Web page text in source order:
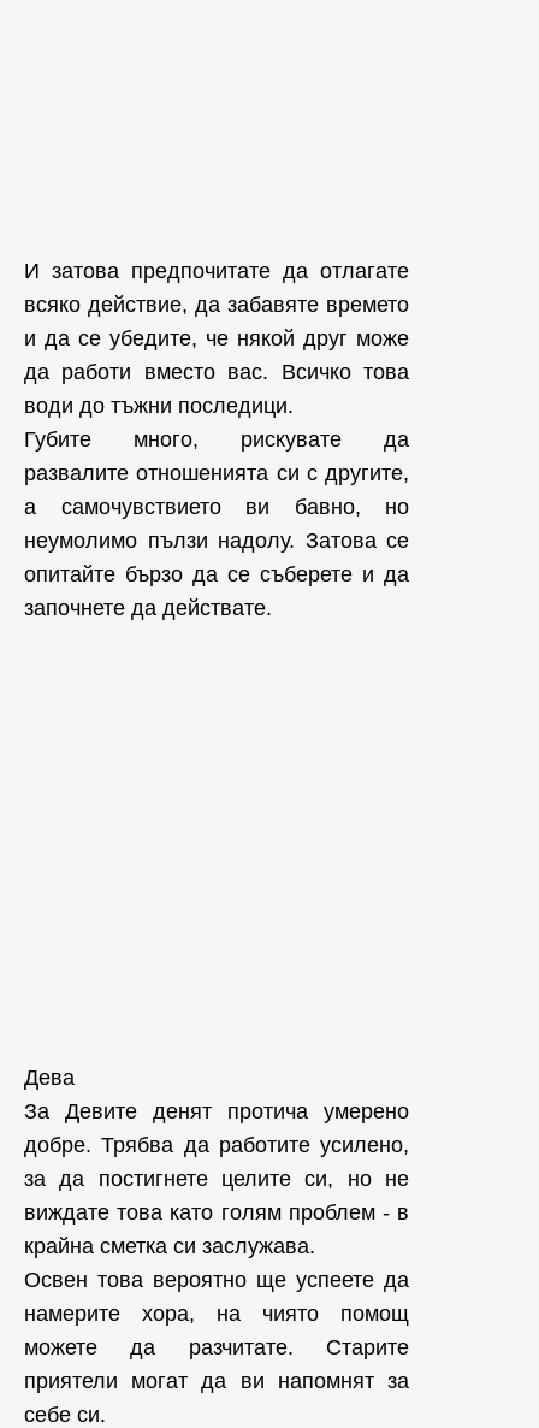
И затова предпочитате да отлагате
всяко действие, да забавяте времето
и да се убедите, че някой друг може
да работи вместо вас. Всичко това
води до тъжни последици.
Губите много, рискувате да
развалите отношенията си с другите,
а самочувствието ви бавно, но
неумолимо пълзи надолу. Затова се
опитайте бързо да се съберете и да
започнете да действате.
Дева
За Девите денят протича умерено
добре. Трябва да работите усилено,
за да постигнете целите си, но не
виждате това като голям проблем - в
крайна сметка си заслужава.
Освен това вероятно ще успеете да
намерите хора, на чиято помощ
можете да разчитате. Старите
приятели могат да ви напомнят за
себе си.